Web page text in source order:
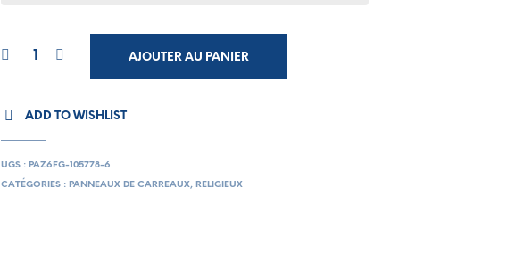
AJOUTER AU PANIER
ADD TO WISHLIST
UGS : PAZ6FG-105778-6
CATÉGORIES : PANNEAUX DE CARREAUX, RELIGIEUX